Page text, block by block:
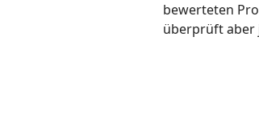
bewerteten
überprüft aber